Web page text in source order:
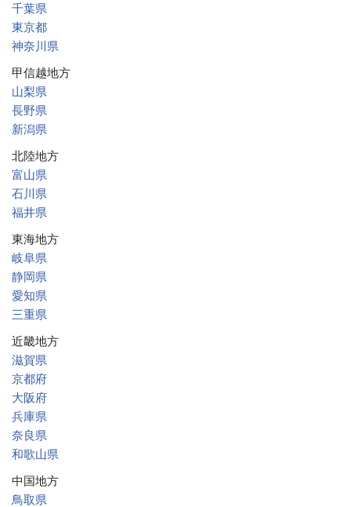
千葉県
東京都
神奈川県
甲信越地方
山梨県
長野県
新潟県
北陸地方
富山県
石川県
福井県
東海地方
岐阜県
静岡県
愛知県
三重県
近畿地方
滋賀県
京都府
大阪府
兵庫県
奈良県
和歌山県
中国地方
鳥取県